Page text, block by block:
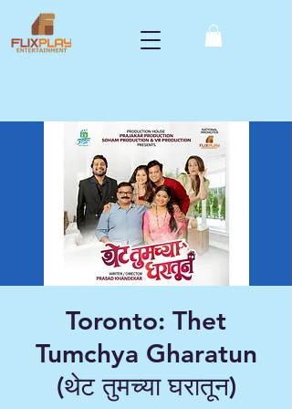
Toronto: Thet
Tumchya Gharatun
(थेट तुमच्या घरातून)